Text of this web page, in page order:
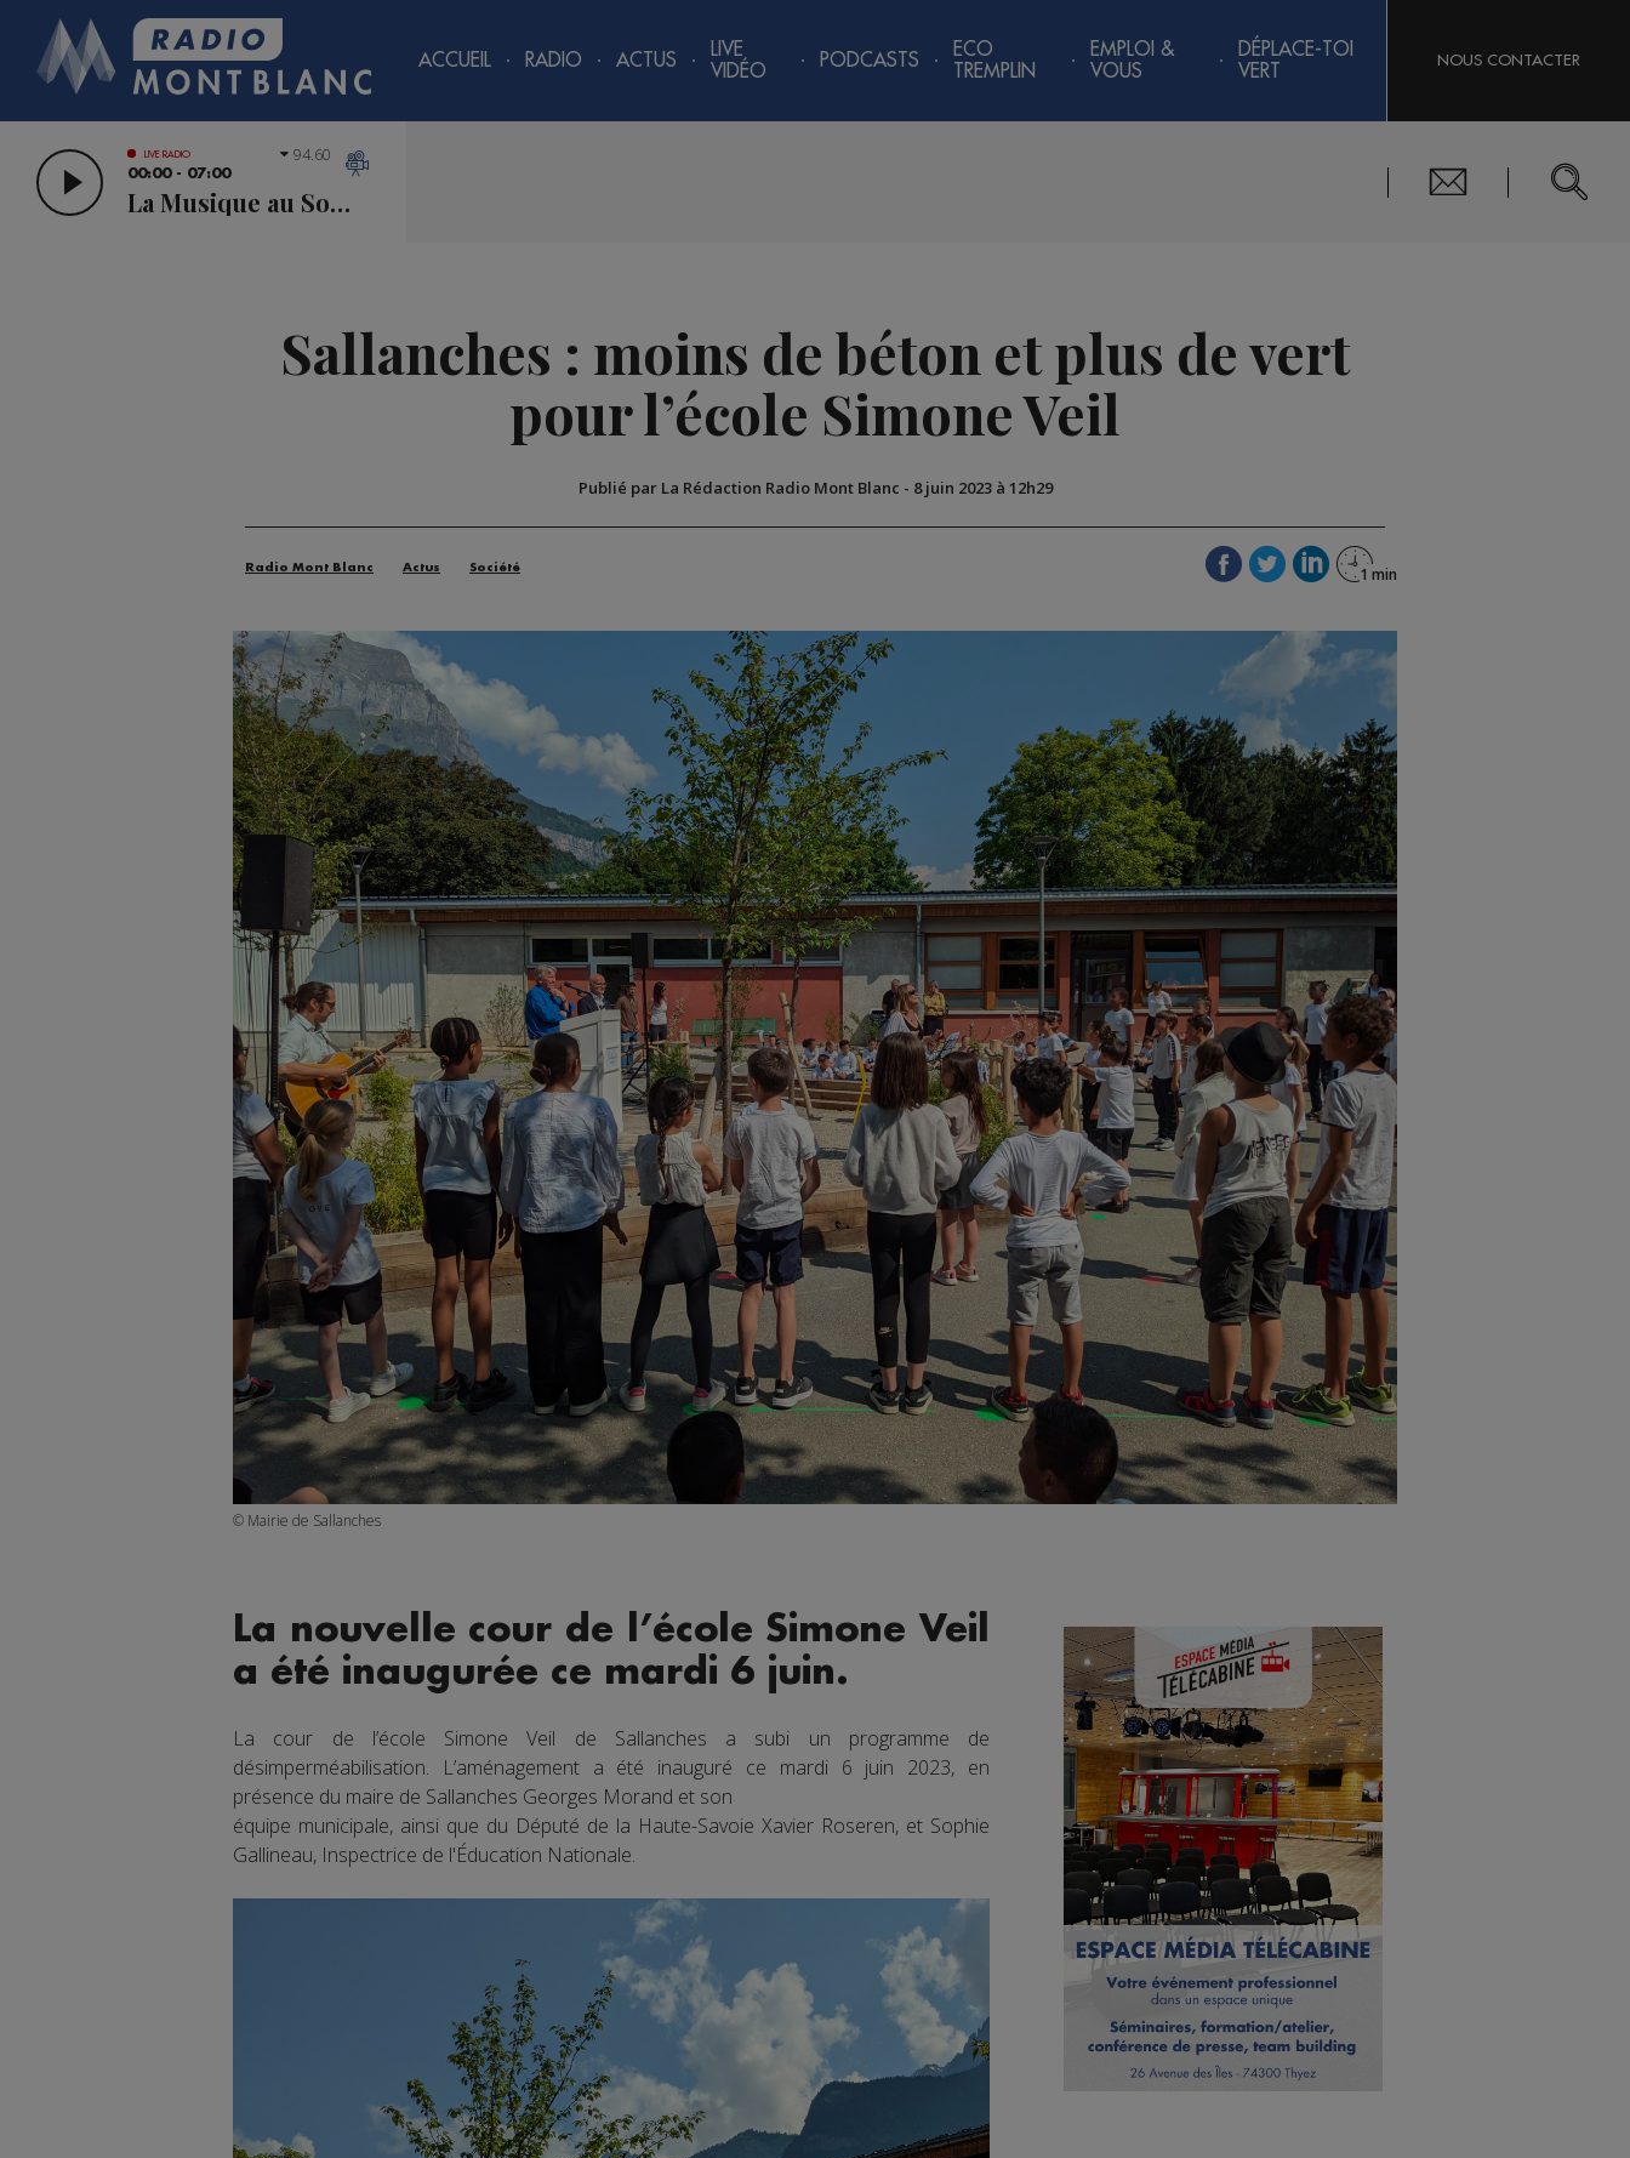
ACCUEIL RADIO ACTUS
LIVE
VIDÉO
PODCASTS
ECO
TREMPLIN
EMPLOI &
VOUS
DÉPLACE-TOI
VERT
NOUS CONTACTER
LIVE RADIO
00:00 - 07:00
La Musique au Sommet
94.60
Sallanches : moins de béton et plus de vert
pour l’école Simone Veil
Publié par La Rédaction Radio Mont Blanc - 8 juin 2023 à 12h29
Radio Mont Blanc Actus Société
© Mairie de Sallanches
La nouvelle cour de l’école Simone Veil
a été inaugurée ce mardi 6 juin.
La cour de l’école Simone Veil de Sallanches a subi un programme de
désimperméabilisation. L’aménagement a été inauguré ce mardi 6 juin 2023, en
présence du maire de Sallanches Georges Morand et son
équipe municipale, ainsi que du Député de la Haute-Savoie Xavier Roseren, et Sophie
Gallineau, Inspectrice de l'Éducation Nationale.